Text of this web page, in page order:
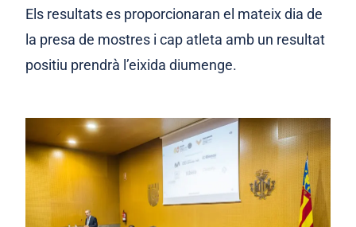
Els resultats es proporcionaran el mateix dia de
la presa de mostres i cap atleta amb un resultat
positiu prendrà l’eixida diumenge.